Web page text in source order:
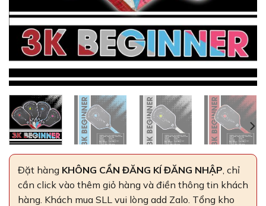
Đặt hàng KHÔNG CẦN ĐĂNG KÍ ĐĂNG NHẬP , chỉ
cần click vào thêm giỏ hàng và điền thông tin khách
hàng. Khách mua SLL vui lòng add Zalo. Tổng kho